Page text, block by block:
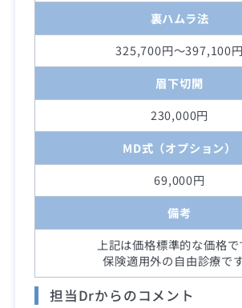
裏ハムラ法
325,700円～397,100円
眉下切開
230,000円
MD式（オプション）
69,000円
備考
上記は価格標準的な価格で
保険適用外の自由診療です
担当Drからのコメント